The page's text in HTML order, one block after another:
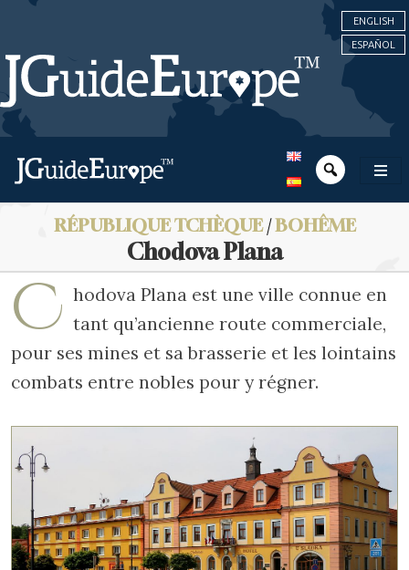
ENGLISH
ESPAÑOL
RÉPUBLIQUE TCHÈQUE/BOHÊME
Chodova Plana
C hodova Plana est une ville connue en
tant qu’ancienne route commerciale,
pour ses mines et sa brasserie et les lointains
combats entre nobles pour y régner.